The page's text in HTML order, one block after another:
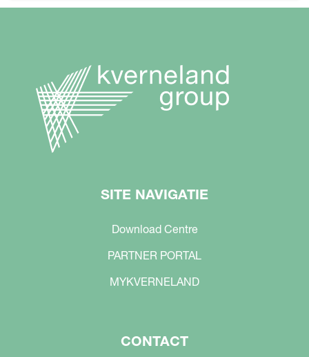
SITE NAVIGATIE
Download Centre
PARTNER PORTAL
MYKVERNELAND
CONTACT